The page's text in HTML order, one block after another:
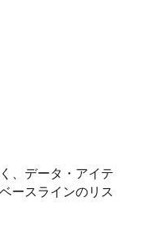
、データ・アイテ
ースラインのリス